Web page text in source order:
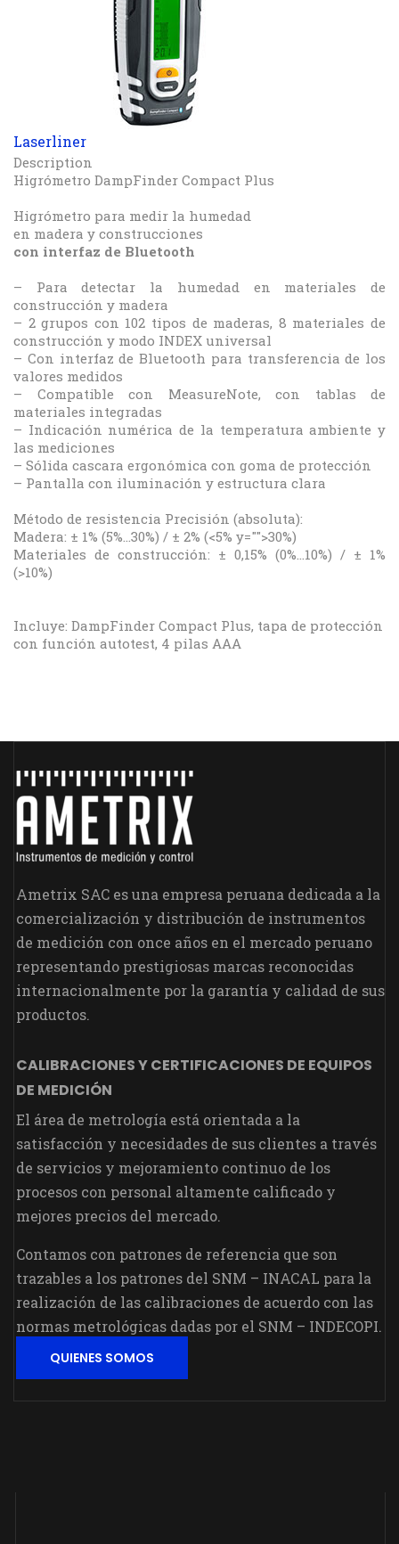
Laserliner
Description
Higrómetro DampFinder Compact Plus
Higrómetro para medir la humedad
en madera y construcciones
con interfaz de Bluetooth
– Para detectar la humedad en materiales de
construcción y madera
– 2 grupos con 102 tipos de maderas, 8 materiales de
construcción y modo INDEX universal
– Con interfaz de Bluetooth para transferencia de los
valores medidos
– Compatible con MeasureNote, con tablas de
materiales integradas
– Indicación numérica de la temperatura ambiente y
las mediciones
– Sólida cascara ergonómica con goma de protección
– Pantalla con iluminación y estructura clara
Método de resistencia Precisión (absoluta):
Madera: ± 1% (5%…30%) / ± 2% (<5% y="">30%)
Materiales de construcción: ± 0,15% (0%...10%) / ± 1%
(>10%)
Incluye: DampFinder Compact Plus, tapa de protección
con función autotest, 4 pilas AAA
Ametrix SAC es una empresa peruana dedicada a la
comercialización y distribución de instrumentos
de medición con once años en el mercado peruano
representando prestigiosas marcas reconocidas
internacionalmente por la garantía y calidad de sus
productos.
CALIBRACIONES Y CERTIFICACIONES DE EQUIPOS
DE MEDICIÓN
El área de metrología está orientada a la
satisfacción y necesidades de sus clientes a través
de servicios y mejoramiento continuo de los
procesos con personal altamente calificado y
mejores precios del mercado.
Contamos con patrones de referencia que son
trazables a los patrones del SNM – INACAL para la
realización de las calibraciones de acuerdo con las
normas metrológicas dadas por el SNM – INDECOPI.
QUIENES SOMOS